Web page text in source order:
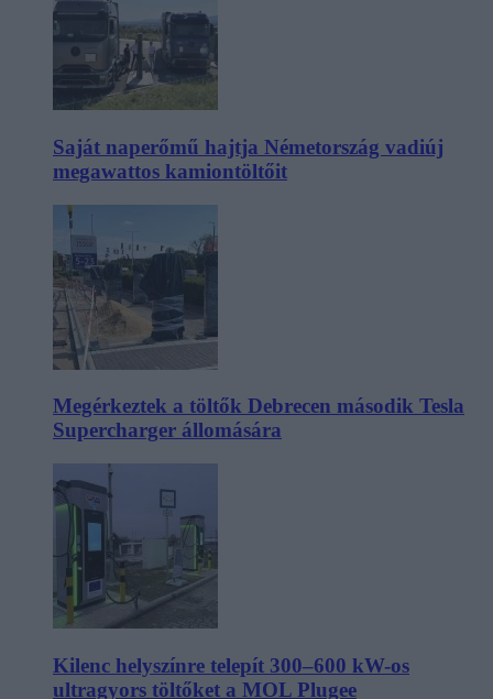
Saját naperőmű hajtja Németország vadiúj
megawattos kamiontöltőit
Megérkeztek a töltők Debrecen második Tesla
Supercharger állomására
Kilenc helyszínre telepít 300–600 kW-os
ultragyors töltőket a MOL Plugee